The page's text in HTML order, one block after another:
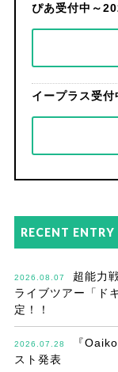
ぴあ受付中～
イープラス受
RECENT ENTRY
2026.08.07
超能力
ライブツアー「ド
定！！
2026.07.28
『
スト発表